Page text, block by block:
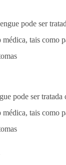
pode ser tratada
tais como